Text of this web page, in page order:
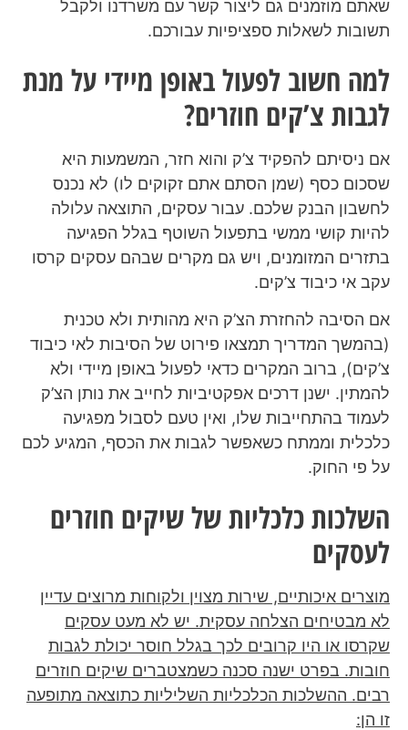
שאתם מוזמנים גם ליצור קשר עם משרדנו ולקבל
תשובות לשאלות ספציפיות עבורכם.
למה חשוב לפעול באופן מיידי על מנת
לגבות צ’קים חוזרים?
אם ניסיתם להפקיד צ’ק והוא חזר, המשמעות היא
שסכום כסף (שמן הסתם אתם זקוקים לו) לא נכנס
לחשבון הבנק שלכם. עבור עסקים, התוצאה עלולה
להיות קושי ממשי בתפעול השוטף בגלל הפגיעה
בתזרים המזומנים, ויש גם מקרים שבהם עסקים קרסו
עקב אי כיבוד צ’קים.
אם הסיבה להחזרת הצ’ק היא מהותית ולא טכנית
(בהמשך המדריך תמצאו פירוט של הסיבות לאי כיבוד
צ’קים), ברוב המקרים כדאי לפעול באופן מיידי ולא
להמתין. ישנן דרכים אפקטיביות לחייב את נותן הצ’ק
לעמוד בהתחייבות שלו, ואין טעם לסבול מפגיעה
כלכלית וממתח כשאפשר לגבות את הכסף, המגיע לכם
על פי החוק.
השלכות כלכליות של שיקים חוזרים
לעסקים
מוצרים איכותיים, שירות מצוין ולקוחות מרוצים עדיין
לא מבטיחים הצלחה עסקית. יש לא מעט עסקים
שקרסו או היו קרובים לכך בגלל חוסר יכולת לגבות
חובות. בפרט ישנה סכנה כשמצטברים שיקים חוזרים
רבים. ההשלכות הכלכליות השליליות כתוצאה מתופעה
זו הן: